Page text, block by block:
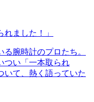
ました！」
腕時計のプロたち。
つい「一本取られ
いて、熱く語っていた